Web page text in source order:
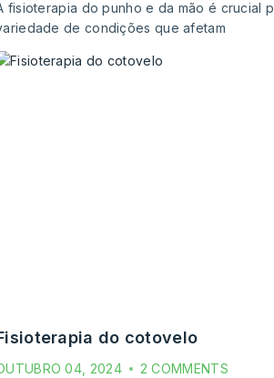
fisioterapia do punho e da mão é crucial
de condições que afetam
fisioterapia do cotovelo
04, 2024 2 COMMENTS